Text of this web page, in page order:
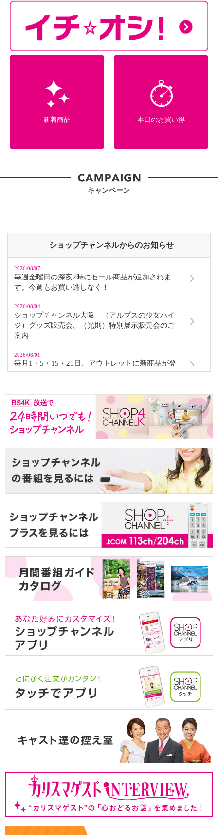
新着商品 本日のお買い得
キャンペーン
ショップチャンネルからのお知らせ
2026/08/07
毎週金曜日の深夜2時にセール商品が追加されま
す。今週もお買い逃しなく！
2026/08/04
ショップチャンネル大阪 （アルプスの少女ハイ
ジ）グッズ販売会、（光則）特別展示販売会のご
案内
2026/08/01
毎月1・5・15・25日、アウトレットに新商品が登
場します。
クレジットカード決済に「本人認証サービス（3D
セキュア）」を導入いたします
2026/01/07
【お客様の声から改善しました】「洋服のサイズ
感がイメージしづらい」にこたえました。
2026/01/01
ショップチャンネル 30周年のスタートに新CM公
関西で人気の番組にて、「ショップチャンネル」
2025/08/01
当社商品の無断販売および画像の不正使用にご注
意ください。
2025/06/30
携帯電話番号で会員登録・ログインができるよう
になりました。
2025/02/06
「よくあるご質問」ページをリニューアルいたし
2024/11/19
当社Web サイトへの不正ログイン発生のお詫びと
2024/08/01
【お客様の声から改善しました】「テレビの画面
表示を改善してほしい。」にこたえました。
2024/07/05
ご返金の口座振込サービスをご利用いただけま
2024/03/31
ショップチャンネル 新ブランドCM公開！